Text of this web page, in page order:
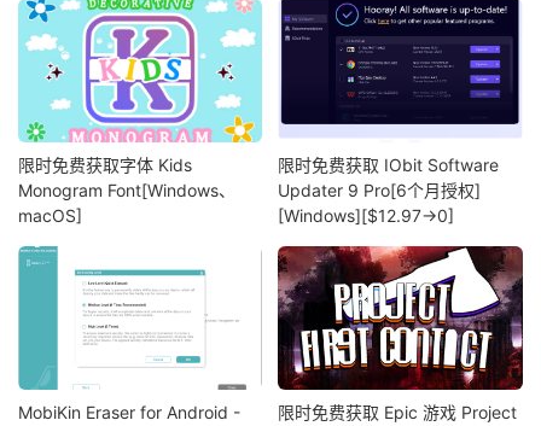
限时免费获取字体 Kids
Monogram Font[Windows、
macOS]
限时免费获取 IObit Software
Updater 9 Pro[6个月授权]
[Windows][$12.97→0]
MobiKin Eraser for Android -
限时免费获取 Epic 游戏 Project